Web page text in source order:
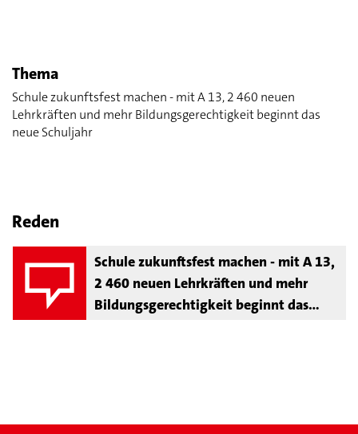
Thema
Schule zukunftsfest machen - mit A 13, 2 460 neuen
Lehrkräften und mehr Bildungsgerechtigkeit beginnt das
neue Schuljahr
Reden
Schule zukunftsfest machen - mit A 13,
2 460 neuen Lehrkräften und mehr
Bildungsgerechtigkeit beginnt das